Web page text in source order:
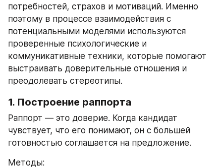
потребностей, страхов и мотиваций. Именно
поэтому в процессе взаимодействия с
потенциальными моделями используются
проверенные психологические и
коммуникативные техники, которые помогают
выстраивать доверительные отношения и
преодолевать стереотипы.
1. Построение раппорта
Раппорт — это доверие. Когда кандидат
чувствует, что его понимают, он с большей
готовностью соглашается на предложение.
Методы: